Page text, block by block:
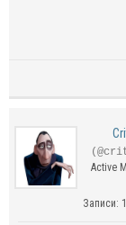
Active
Записи: